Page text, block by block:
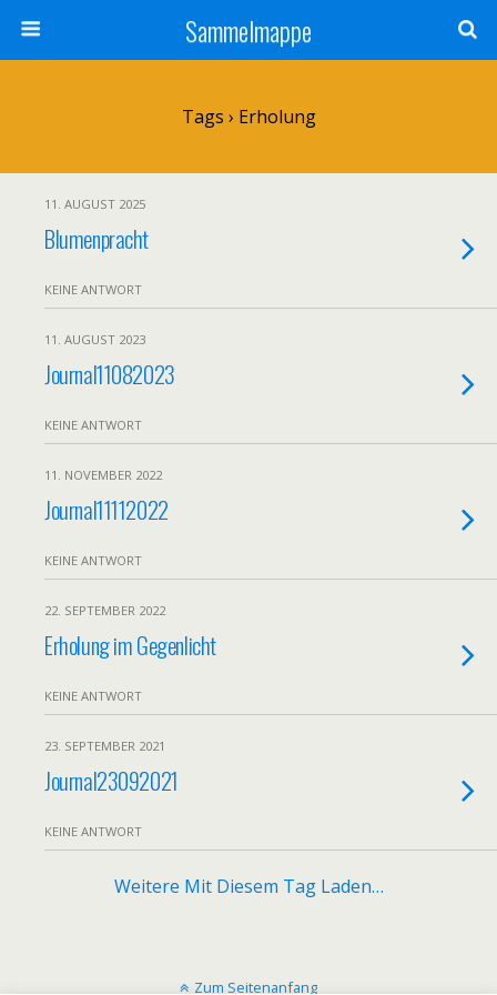
Sammelmappe
Tags › Erholung
11. AUGUST 2025
Blumenpracht
KEINE ANTWORT
11. AUGUST 2023
Journal11082023
KEINE ANTWORT
11. NOVEMBER 2022
Journal11112022
KEINE ANTWORT
22. SEPTEMBER 2022
Erholung im Gegenlicht
KEINE ANTWORT
23. SEPTEMBER 2021
Journal23092021
KEINE ANTWORT
Weitere Mit Diesem Tag Laden…
Zum Seitenanfang